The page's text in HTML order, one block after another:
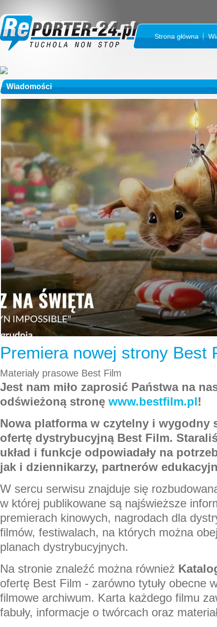
Strona główna
Wiadomości
Premiera nowej strony Best
Materiały prasowe Best Film
Jest nam miło zaprosić Państwa na
odświeżoną stronę www.bestfilm.pl!
Nowa platforma w czytelny i wygodny
ofertę dystrybucyjną Best Film.
układ i funkcje odpowiadały na
jak i dziennikarzy, partnerów
W sercu serwisu znajduje się
w której publikowane są najświeższe
premierach kinowych, nagrodach dla
filmów, festiwalach, na których można
planach dystrybucyjnych.
Na stronie znaleźć można również
ofertę Best Film - zarówno tytuły obecne
filmowe archiwum. Karta każdego filmu
fabuły, informacje o twórcach oraz